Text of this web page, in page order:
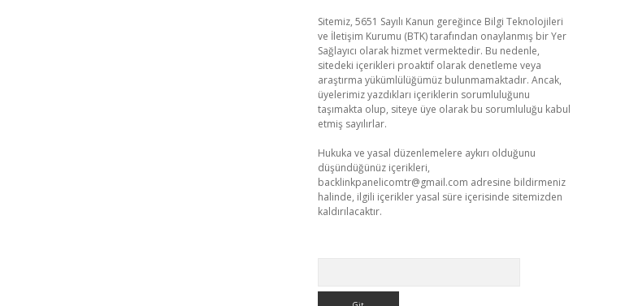
Sitemiz, 5651 Sayılı Kanun gereğince Bilgi Teknolojileri
ve İletişim Kurumu (BTK) tarafından onaylanmış bir Yer
Sağlayıcı olarak hizmet vermektedir. Bu nedenle,
sitedeki içerikleri proaktif olarak denetleme veya
araştırma yükümlülüğümüz bulunmamaktadır. Ancak,
üyelerimiz yazdıkları içeriklerin sorumluluğunu
taşımakta olup, siteye üye olarak bu sorumluluğu kabul
etmiş sayılırlar.
Hukuka ve yasal düzenlemelere aykırı olduğunu
düşündüğünüz içerikleri,
backlinkpanelicomtr@gmail.com adresine bildirmeniz
halinde, ilgili içerikler yasal süre içerisinde sitemizden
kaldırılacaktır.